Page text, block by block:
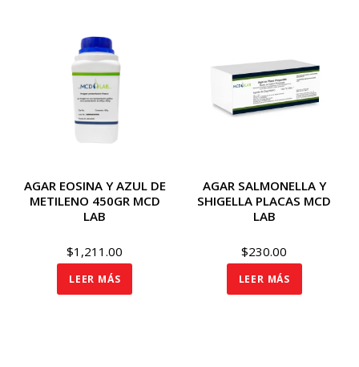
AGAR EOSINA Y AZUL DE
METILENO 450GR MCD
LAB
$1,211.00
LEER MÁS
AGAR SALMONELLA Y
SHIGELLA PLACAS MCD
LAB
$230.00
LEER MÁS